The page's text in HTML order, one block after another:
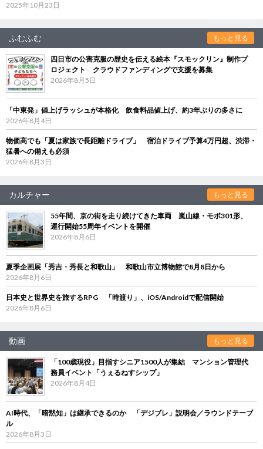
2025年10月23日
ふむふむ もっと見る
四日市の公害克服の歴史を伝える絵本『スモックリン』制作プ
ロジェクト クラウドファンディングで支援を募集
2026年8月5日
「中東発」値上げラッシュが本格化 飲食料品値上げ、約3年ぶりの多さに
2026年8月4日
物価高でも「夏は家族で長距離ドライブ」 宿泊ドライブ予算4万円超、渋滞・
猛暑への備えも必須
2026年8月3日
カルチャー もっと見る
55年間、京の街を走り続けてきた車両 嵐山線・モボ301形、
運行開始55周年イベントを開催
2026年8月6日
夏季企画展「秀吉・秀長と和歌山」 和歌山市立博物館で8月8日から
2026年8月6日
日本史と世界史を旅するRPG 「時渡り」、iOS/Androidで配信開始
2026年8月6日
動画 もっと見る
「100歳現役」目指すシニア1500人が集結 マンション管理代
務員イベント「うぇるねすシップ」
2026年8月4日
AI時代、「暗黙知」は継承できるのか 「デジブレ」説明会／ラウンドテーブ
ル
2026年8月3日